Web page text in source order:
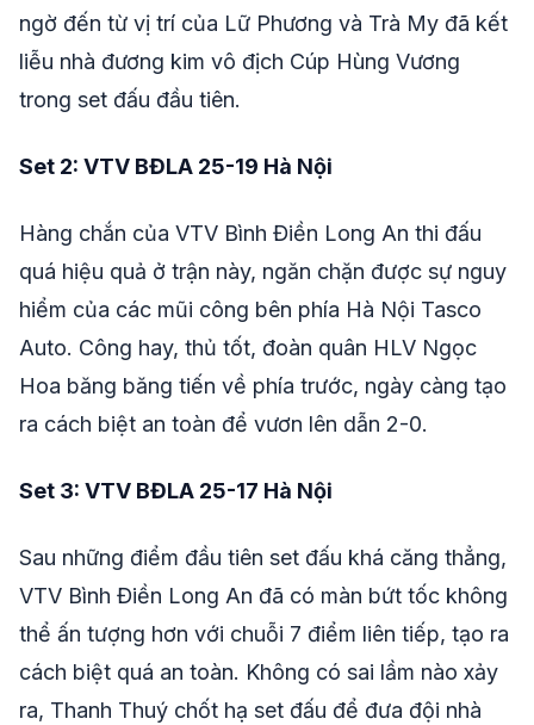
ngờ đến từ vị trí của Lữ Phương và Trà My đã kết
liễu nhà đương kim vô địch Cúp Hùng Vương
trong set đấu đầu tiên.
Set 2: VTV BĐLA 25-19 Hà Nội
Hàng chắn của VTV Bình Điền Long An thi đấu
quá hiệu quả ở trận này, ngăn chặn được sự nguy
hiểm của các mũi công bên phía Hà Nội Tasco
Auto. Công hay, thủ tốt, đoàn quân HLV Ngọc
Hoa băng băng tiến về phía trước, ngày càng tạo
ra cách biệt an toàn để vươn lên dẫn 2-0.
Set 3: VTV BĐLA 25-17 Hà Nội
Sau những điểm đầu tiên set đấu khá căng thẳng,
VTV Bình Điền Long An đã có màn bứt tốc không
thể ấn tượng hơn với chuỗi 7 điểm liên tiếp, tạo ra
cách biệt quá an toàn. Không có sai lầm nào xảy
ra, Thanh Thuý chốt hạ set đấu để đưa đội nhà